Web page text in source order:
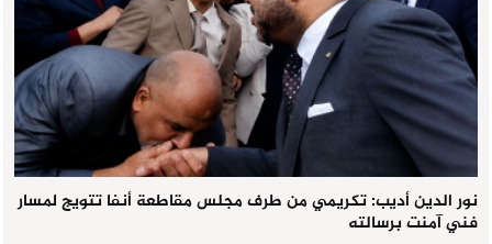
نور الدين أديب: تكريمي من طرف مجلس مقاطعة أنفا تتويج لمسار
فني آمنت برسالته